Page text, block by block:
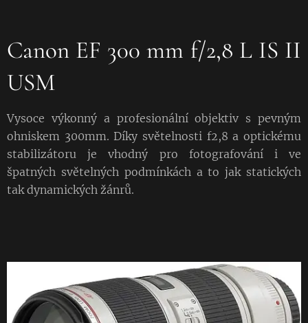
Canon EF 300 mm f/2,8 L IS II
USM
Vysoce výkonný a profesionální objektiv s pevným
ohniskem 300mm. Díky světelnosti f2,8 a optickému
stabilizátoru je vhodný pro fotografování i ve
špatných světelných podmínkách a to jak statických
tak dynamických žánrů.